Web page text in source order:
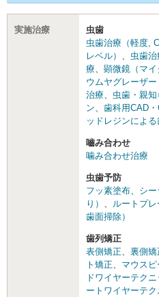
実施治療
虫歯
虫歯治療（軽度,
レベル）
虫歯治
療
顕微鏡（マ
ウムヤグレーザー
治療
虫歯・親
ン
歯科用CAD
ッドレジンによ
嚙み合わせ
噛み合わせ治療
虫歯予防
フッ素塗布
シー
り）
ルートプ
歯面掃除）
歯列矯正
表側矯正
裏側矯
ト矯正
マウス
ドワイヤーテク
ートワイヤーテク